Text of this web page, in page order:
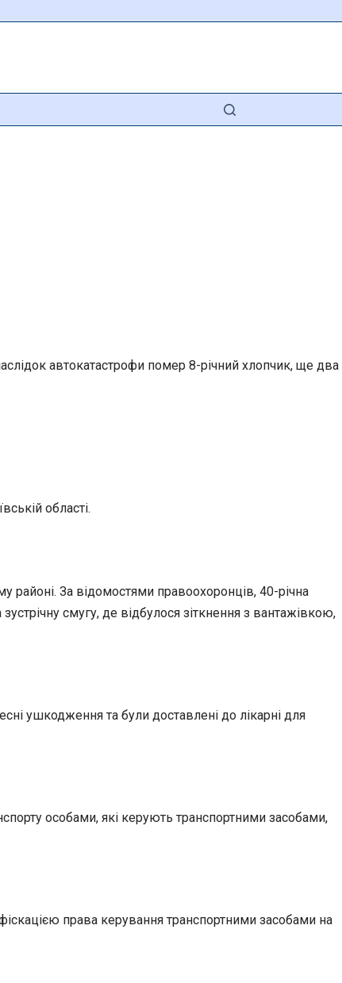
автокатастрофи помер 8-річний хлопчик, ще два
області.
За відомостями правоохоронців, 40-річна
смугу, де відбулося зіткнення з вантажівкою,
ушкодження та були доставлені до лікарні для
особами, які керують транспортними засобами,
права керування транспортними засобами на